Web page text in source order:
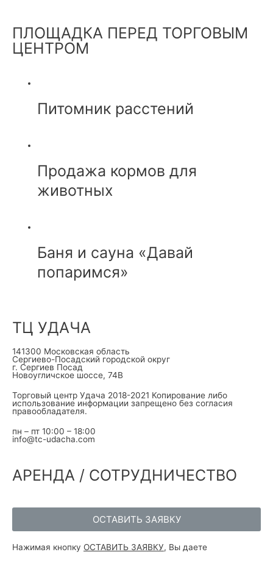
ПЛОЩАДКА ПЕРЕД ТОРГОВЫМ
ЦЕНТРОМ
Питомник расстений
Продажа кормов для
животных
Баня и сауна «Давай
попаримся»
ТЦ УДАЧА
141300 Московская область
Сергиево-Посадский городской округ
г. Сергиев Посад
Новоугличское шоссе, 74В
Торговый центр Удача 2018-2021 Копирование либо
использование информации запрещено без согласия
правообладателя.
пн – пт 10:00 – 18:00
info@tc-udacha.com
АРЕНДА / СОТРУДНИЧЕСТВО
ОСТАВИТЬ ЗАЯВКУ
Нажимая кнопку ОСТАВИТЬ ЗАЯВКУ, Вы даете
обработку персональных данных в соответствии с ФЗ от